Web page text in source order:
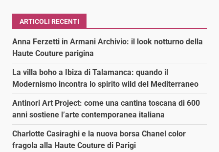
ARTICOLI RECENTI
Anna Ferzetti in Armani Archivio: il look notturno della
Haute Couture parigina
La villa boho a Ibiza di Talamanca: quando il
Modernismo incontra lo spirito wild del Mediterraneo
Antinori Art Project: come una cantina toscana di 600
anni sostiene l’arte contemporanea italiana
Charlotte Casiraghi e la nuova borsa Chanel color
fragola alla Haute Couture di Parigi